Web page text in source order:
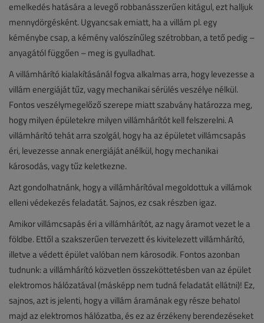
emelkedés hatására a levegő robbanásszerűen kitágul, ezt halljuk
mennydörgésként. Ugyancsak emiatt, ha a villám pl. egy
kéménybe csap, a kémény valószínűleg szétrobban, a tető pedig –
anyagától függően – meg is gyulladhat.
A villámhárító kialakításánál fogva alkalmas arra, hogy levezesse a
villám energiáját tűz, vagy mechanikai sérülés veszélye nélkül.
Fontos veszélymegelőző szerepe miatt szabvány határozza meg,
hogy milyen épületekre milyen villámhárítót kell felszerelni. A
villámhárító tehát arra szolgál, hogy ha az épületet villámcsapás
éri, levezesse annak energiáját anélkül, hogy mechanikai
károsodás, vagy tűz keletkezne.
Azt gondolhatnánk, hogy a villámhárítóval megoldottuk a villámok
elleni védekezés feladatát. Sajnos, ez csak részben igaz.
Amikor villámcsapás éri a villámhárítót, az nagy áramot vezet le a
földbe. Ettől a szakszerűen tervezett és kivitelezett villámhárító,
illetve a védett épület valóban nem károsodik. Fontos azonban
tudnunk: a villámhárító közvetlen összeköttetésben van az épület
elektromos hálózatával (másképp nem tudná feladatát ellátni)! Ez,
sajnos, azt is jelenti, hogy a villám áramának egy része behatol
majd az elektromos hálózatba, és ez az érzékeny berendezéseket